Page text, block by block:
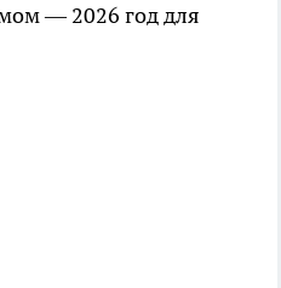
— 2026 год для